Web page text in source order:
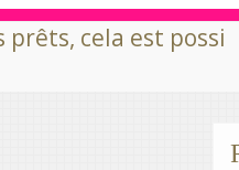
possible grâce à